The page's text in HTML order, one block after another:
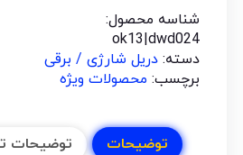
شناسه محصول:
ok13|dwd024
دسته: دریل شارژی / برقی
برچسب: محصولات ویژه
توضیحات توضیحات